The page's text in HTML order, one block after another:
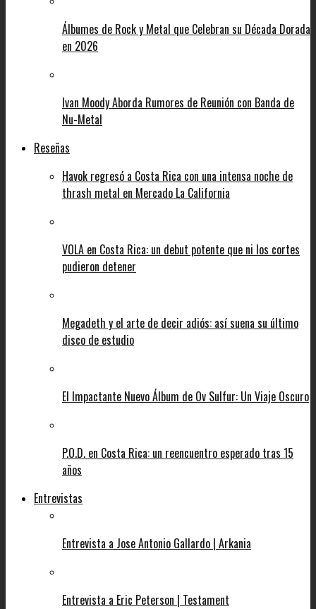
Álbumes de Rock y Metal que Celebran su Década Dorada
en 2026
Ivan Moody Aborda Rumores de Reunión con Banda de
Nu-Metal
Reseñas
Havok regresó a Costa Rica con una intensa noche de
thrash metal en Mercado La California
VOLA en Costa Rica: un debut potente que ni los cortes
pudieron detener
Megadeth y el arte de decir adiós: así suena su último
disco de estudio
El Impactante Nuevo Álbum de Ov Sulfur: Un Viaje Oscuro
P.O.D. en Costa Rica: un reencuentro esperado tras 15
años
Entrevistas
Entrevista a Jose Antonio Gallardo | Arkania
Entrevista a Eric Peterson | Testament